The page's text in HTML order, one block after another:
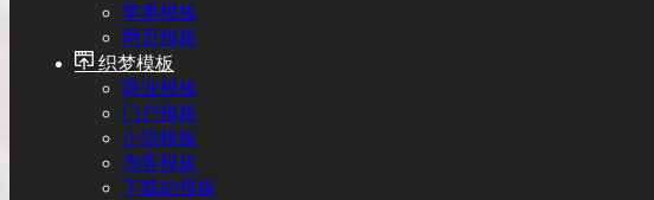
苹果模板
网页模板
织梦模板
商业模板
门户模板
小说模板
淘客模板
下载站模板